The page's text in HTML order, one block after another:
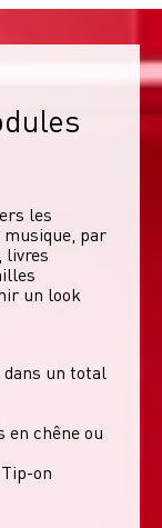
les
par
livres
un look
dans un total
en chêne ou
on